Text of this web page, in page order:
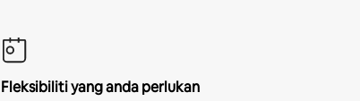
Fleksibiliti yang anda perlukan